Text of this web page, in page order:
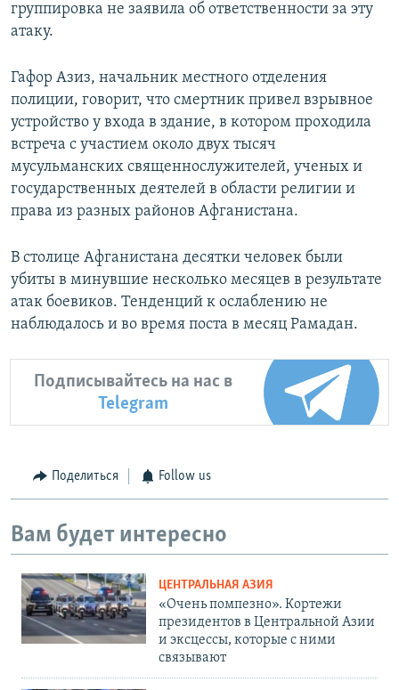
группировка не заявила об ответственности за эту
атаку.
Гафор Азиз, начальник местного отделения
полиции, говорит, что смертник привел взрывное
устройство у входа в здание, в котором проходила
встреча с участием около двух тысяч
мусульманских священнослужителей, ученых и
государственных деятелей в области религии и
права из разных районов Афганистана.
В столице Афганистана десятки человек были
убиты в минувшие несколько месяцев в результате
атак боевиков. Тенденций к ослаблению не
наблюдалось и во время поста в месяц Рамадан.
Подписывайтесь на нас в
Telegram
Поделиться Follow us
Вам будет интересно
ЦЕНТРАЛЬНАЯ АЗИЯ
«Очень помпезно». Кортежи
президентов в Центральной Азии
и эксцессы, которые с ними
связывают